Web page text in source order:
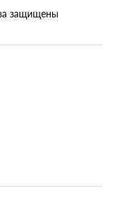
защищены